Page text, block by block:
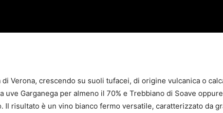
Verona, crescendo su suoli tufacei, di origine vulcanica o
uve Garganega per almeno il 70% e Trebbiano di Soave
risultato è un vino bianco fermo versatile, caratterizzato da